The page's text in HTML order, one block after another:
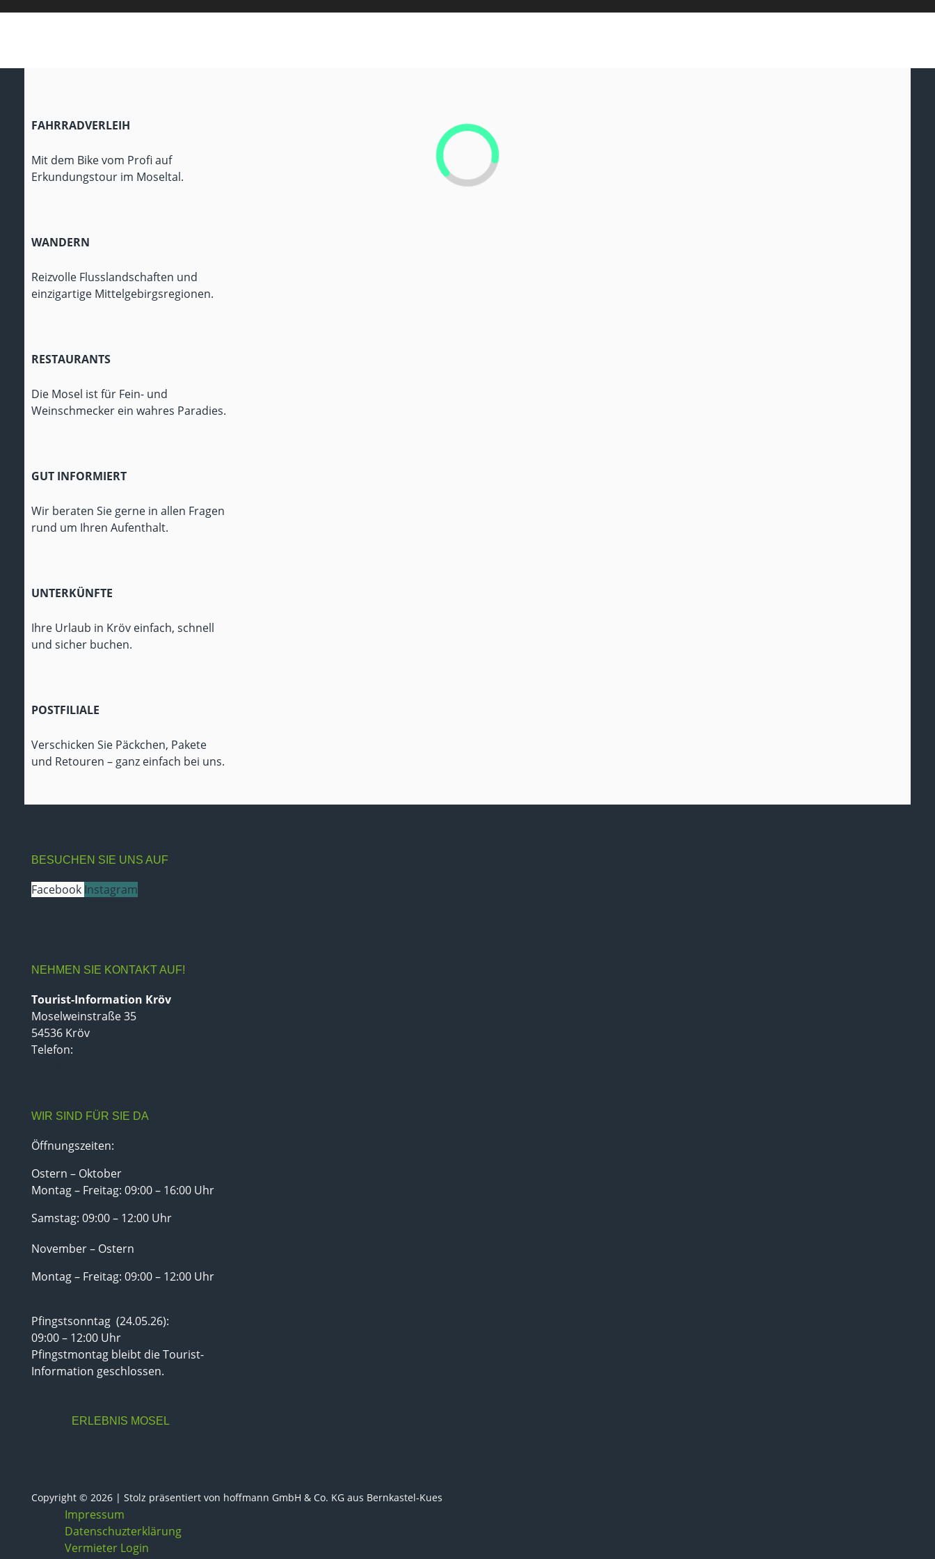
FAHRRADVERLEIH
Mit dem Bike vom Profi auf
Erkundungstour im Moseltal.
WANDERN
Reizvolle Flusslandschaften und
einzigartige Mittelgebirgsregionen.
RESTAURANTS
Die Mosel ist für Fein- und
Weinschmecker ein wahres Paradies.
GUT INFORMIERT
Wir beraten Sie gerne in allen Fragen
rund um Ihren Aufenthalt.
UNTERKÜNFTE
Ihre Urlaub in Kröv einfach, schnell
und sicher buchen.
POSTFILIALE
Verschicken Sie Päckchen, Pakete
und Retouren – ganz einfach bei uns.
BESUCHEN SIE UNS AUF
Facebook Instagram
NEHMEN SIE KONTAKT AUF!
Tourist-Information Kröv
Moselweinstraße 35
54536 Kröv
Telefon:
WIR SIND FÜR SIE DA
Öffnungszeiten:
Ostern – Oktober
Montag – Freitag: 09:00 – 16:00 Uhr
Samstag: 09:00 – 12:00 Uhr
November – Ostern
Montag – Freitag: 09:00 – 12:00 Uhr
Pfingstsonntag (24.05.26):
09:00 – 12:00 Uhr
Pfingstmontag bleibt die Tourist-
Information geschlossen.
ERLEBNIS MOSEL
Copyright © 2026 | Stolz präsentiert von hoffmann GmbH & Co. KG aus Bernkastel-Kues
Impressum
Datenschuzterklärung
Vermieter Login